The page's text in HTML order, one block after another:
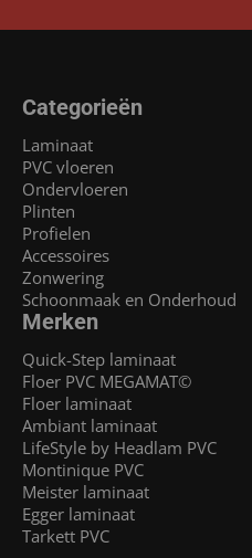
Categorieën
Laminaat
PVC vloeren
Ondervloeren
Plinten
Profielen
Accessoires
Zonwering
Schoonmaak en Onderhoud
Merken
Quick-Step laminaat
Floer PVC MEGAMAT©
Floer laminaat
Ambiant laminaat
LifeStyle by Headlam PVC
Montinique PVC
Meister laminaat
Egger laminaat
Tarkett PVC